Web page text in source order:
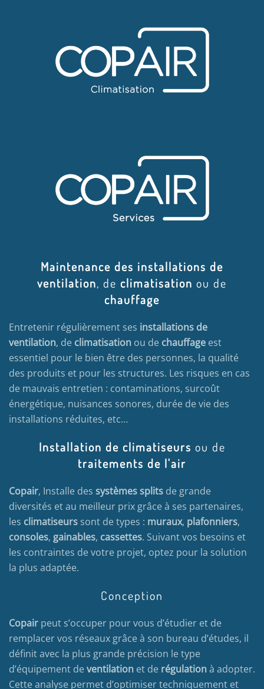
Maintenance des installations de
ventilation, de climatisation ou de
chauffage
Entretenir régulièrement ses installations de
ventilation, de climatisation ou de chauffage est
essentiel pour le bien être des personnes, la qualité
des produits et pour les structures. Les risques en cas
de mauvais entretien : contaminations, surcoût
énergétique, nuisances sonores, durée de vie des
installations réduites, etc…
Installation de climatiseurs ou de
traitements de l'air
Copair, Installe des systèmes splits de grande
diversités et au meilleur prix grâce à ses partenaires,
les climatiseurs sont de types : muraux, plafonniers,
consoles, gainables, cassettes. Suivant vos besoins et
les contraintes de votre projet, optez pour la solution
la plus adaptée.
Conception
Copair peut s’occuper pour vous d’étudier et de
remplacer vos réseaux grâce à son bureau d’études, il
définit avec la plus grande précision le type
d’équipement deventilation et de régulationà adopter.
Cette analyse permet d’optimiser techniquement et